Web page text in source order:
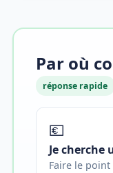
Par où
réponse rapide
💶
Je cherche
Faire le